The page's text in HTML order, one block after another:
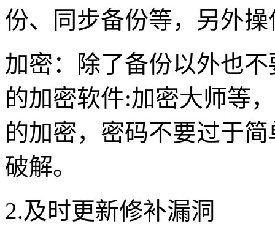
份、同步备份等，另外
加密：除了备份以外也
的加密软件:加密大师等
的加密，密码不要过于
破解。
2.及时更新修补漏洞